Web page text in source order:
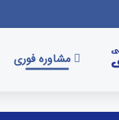
مشاوره فوری